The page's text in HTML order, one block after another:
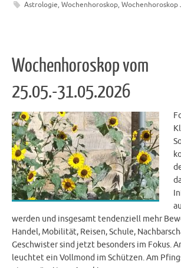
Astrologie, Wochenhoroskop, Wochenhoroskop
Wochenhoroskop vom
25.05.-31.05.2026
werden und insgesamt tendenziell mehr
Handel, Mobilität, Reisen, Schule,
Geschwister sind jetzt besonders im Fokus.
leuchtet ein Vollmond im Schützen. Am